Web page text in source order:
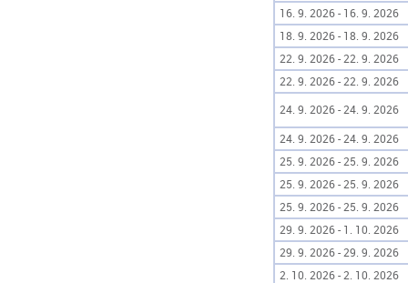
16. 9. 2026 - 16. 9. 2026
18. 9. 2026 - 18. 9. 2026
22. 9. 2026 - 22. 9. 2026
22. 9. 2026 - 22. 9. 2026
24. 9. 2026 - 24. 9. 2026
24. 9. 2026 - 24. 9. 2026
25. 9. 2026 - 25. 9. 2026
25. 9. 2026 - 25. 9. 2026
25. 9. 2026 - 25. 9. 2026
29. 9. 2026 - 1. 10. 2026
29. 9. 2026 - 29. 9. 2026
2. 10. 2026 - 2. 10. 2026